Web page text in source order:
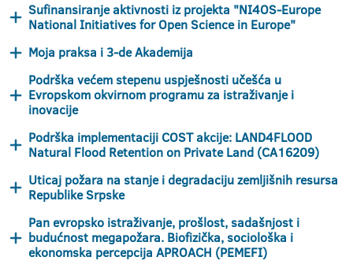
Sufinansiranje aktivnosti iz projekta "NI4OS-Europe
National Initiatives for Open Science in Europe"
Moja praksa i 3-de Akademija
Podrška većem stepenu uspješnosti učešća u
Evropskom okvirnom programu za istraživanje i
inovacije
Podrška implementaciji COST akcije: LAND4FLOOD
Natural Flood Retention on Private Land (CA16209)
Uticaj požara na stanje i degradaciju zemljišnih resursa
Republike Srpske
Pan evropsko istraživanje, prošlost, sadašnjost i
budućnost megapožara. Biofizička, sociološka i
ekonomska percepcija APROACH (PEMEFI)